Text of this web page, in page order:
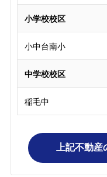
小学校校区
小中台南小
中学校校区
稲毛中